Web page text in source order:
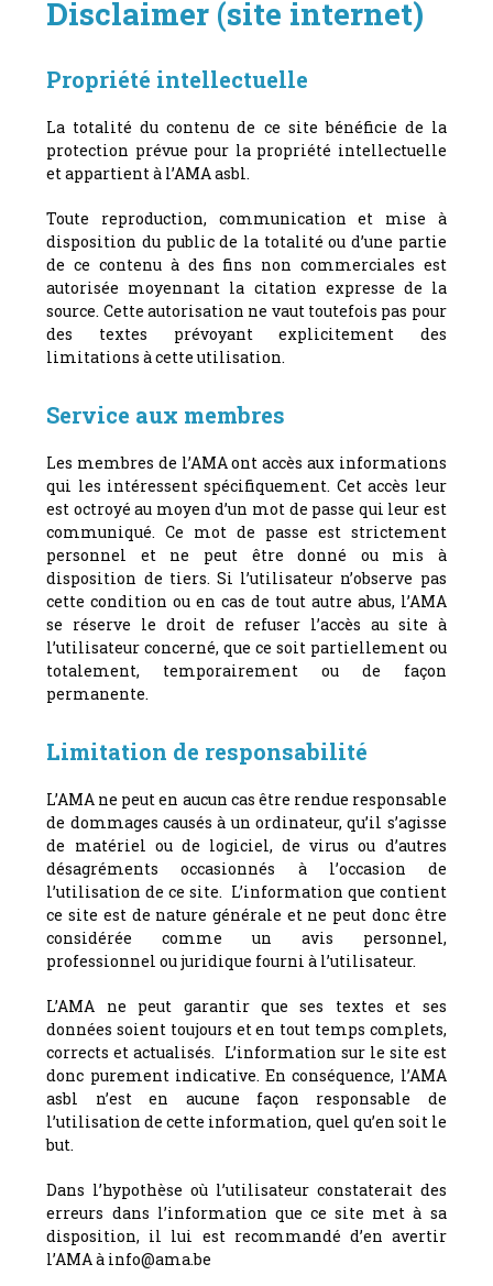
Disclaimer (site internet)
Propriété intellectuelle
La totalité du contenu de ce site bénéficie de la
protection prévue pour la propriété intellectuelle
et appartient à l’AMA asbl.
Toute reproduction, communication et mise à
disposition du public de la totalité ou d’une partie
de ce contenu à des fins non commerciales est
autorisée moyennant la citation expresse de la
source. Cette autorisation ne vaut toutefois pas pour
des textes prévoyant explicitement des
limitations à cette utilisation.
Service aux membres
Les membres de l’AMA ont accès aux informations
qui les intéressent spécifiquement. Cet accès leur
est octroyé au moyen d’un mot de passe qui leur est
communiqué. Ce mot de passe est strictement
personnel et ne peut être donné ou mis à
disposition de tiers. Si l’utilisateur n’observe pas
cette condition ou en cas de tout autre abus, l’AMA
se réserve le droit de refuser l’accès au site à
l’utilisateur concerné, que ce soit partiellement ou
totalement, temporairement ou de façon
permanente.
Limitation de responsabilité
L’AMA ne peut en aucun cas être rendue responsable
de dommages causés à un ordinateur, qu’il s’agisse
de matériel ou de logiciel, de virus ou d’autres
désagréments occasionnés à l’occasion de
l’utilisation de ce site. L’information que contient
ce site est de nature générale et ne peut donc être
considérée comme un avis personnel,
professionnel ou juridique fourni à l’utilisateur.
L’AMA ne peut garantir que ses textes et ses
données soient toujours et en tout temps complets,
corrects et actualisés. L’information sur le site est
donc purement indicative. En conséquence, l’AMA
asbl n’est en aucune façon responsable de
l’utilisation de cette information, quel qu’en soit le
but.
Dans l’hypothèse où l’utilisateur constaterait des
erreurs dans l’information que ce site met à sa
disposition, il lui est recommandé d’en avertir
l’AMA à info@ama.be